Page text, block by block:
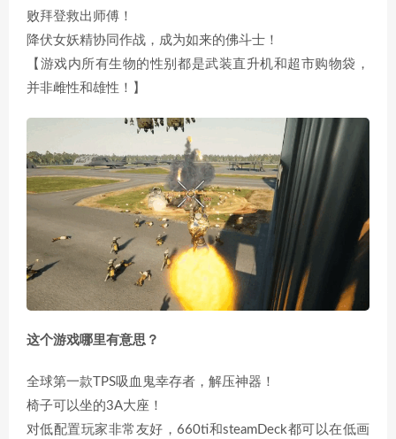
败拜登救出师傅！
降伏女妖精协同作战，成为如来的佛斗士！
【游戏内所有生物的性别都是武装直升机和超市购物袋，
并非雌性和雄性！】
这个游戏哪里有意思？
全球第一款TPS吸血鬼幸存者，解压神器！
椅子可以坐的3A大座！
对低配置玩家非常友好，660ti和steamDeck都可以在低画